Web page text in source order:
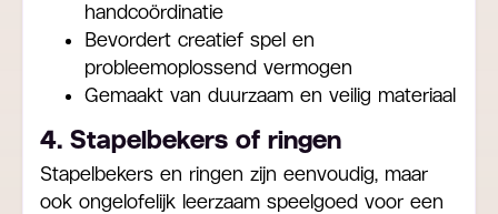
handcoördinatie
Bevordert creatief spel en
probleemoplossend vermogen
Gemaakt van duurzaam en veilig materiaal
4. Stapelbekers of ringen
Stapelbekers en ringen zijn eenvoudig, maar
ook ongelofelijk leerzaam speelgoed voor een